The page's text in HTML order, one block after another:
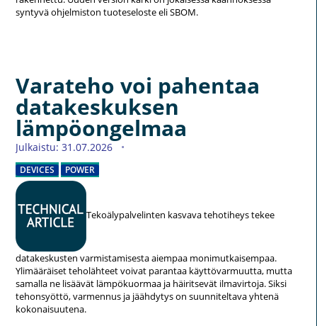
syntyvä ohjelmiston tuoteseloste eli SBOM.
Varateho voi pahentaa
datakeskuksen
lämpöongelmaa
Julkaistu: 31.07.2026
DEVICES POWER
Tekoälypalvelinten kasvava tehotiheys tekee
datakeskusten varmistamisesta aiempaa monimutkaisempaa.
Ylimääräiset teholähteet voivat parantaa käyttövarmuutta, mutta
samalla ne lisäävät lämpökuormaa ja häiritsevät ilmavirtoja. Siksi
tehonsyöttö, varmennus ja jäähdytys on suunniteltava yhtenä
kokonaisuutena.